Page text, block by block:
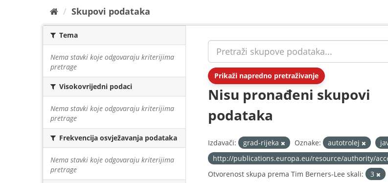
Skupovi podаtаkа
Tema
Nema stavki koje odgovaraju kriterijima
pretrage
Visokovrijedni podaci
Nema stavki koje odgovaraju kriterijima
pretrage
Frekvencija osvježavanja podataka
Nema stavki koje odgovaraju kriterijima
pretrage
Prikaži napredno pretraživanje
Nisu pronađeni skupovi
podataka
Izdavači: grad-rijeka Oznake: autotrolej
http://publications.europa.eu/resource/authority/
Otvorenost skupa prema Tim Berners-Lee skali:
3